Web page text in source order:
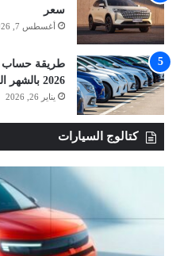
سعر
أغسطس 7, 2026
طريقة حساب
2026 بالشهر العقاري| مستند رسمي
يناير 26, 2026
كتالوج السيارات